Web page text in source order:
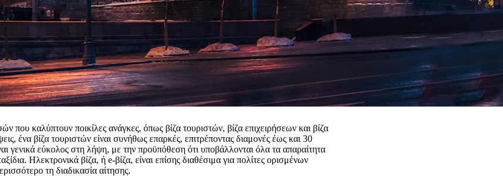
που καλύπτουν ποικίλες ανάγκες, όπως βίζα τουριστών, βίζα επιχειρήσεων και βίζα
ένα βίζα τουριστών είναι συνήθως επαρκές, επιτρέποντας διαμονές έως και 30
γενικά εύκολος στη λήψη, με την προϋπόθεση ότι υποβάλλονται όλα τα απαραίτητα
Ηλεκτρονικά βίζα, ή e-βίζα, είναι επίσης διαθέσιμα για πολίτες ορισμένων
τη διαδικασία αίτησης.